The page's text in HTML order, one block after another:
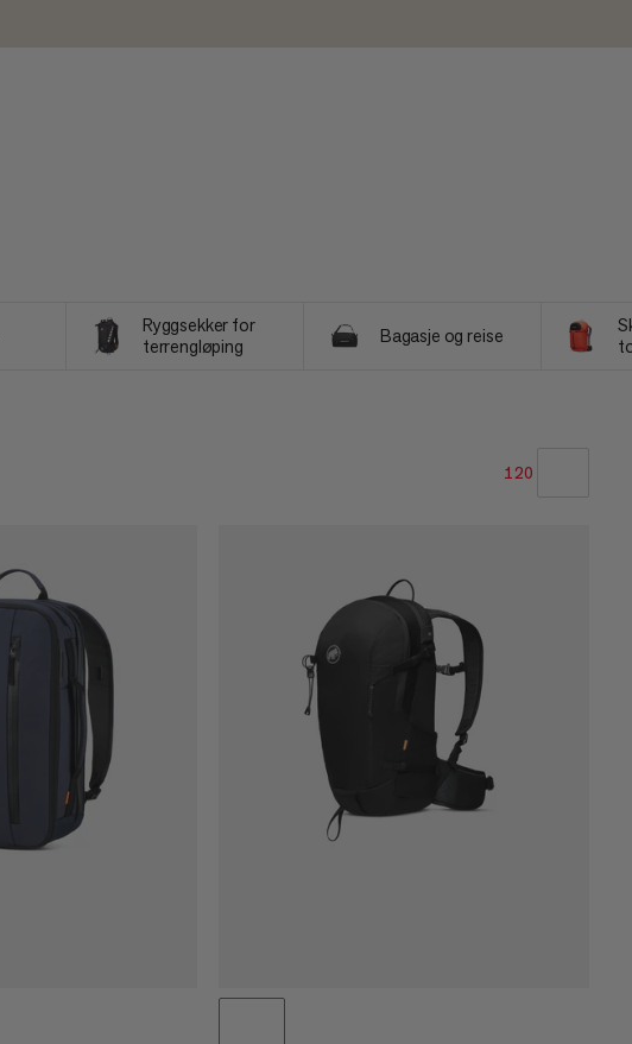
Ryggsekker for
terrengløping
Bagasje og reise
120
PRIS HØY TIL LAV
HVA ER NYTT
RANGERING